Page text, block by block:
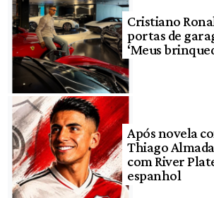
Cristiano
portas de
‘Meus
Após novela
Thiago
com River
espanhol